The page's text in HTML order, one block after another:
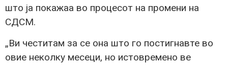
што ја покажаа во процесот на промени на
СДСМ.
„Ви честитам за се она што го постигнавте во
овие неколку месеци, но истовремено ве